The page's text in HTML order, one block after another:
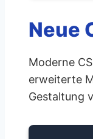
Neue
Moderne
erweiterte
Gestaltung